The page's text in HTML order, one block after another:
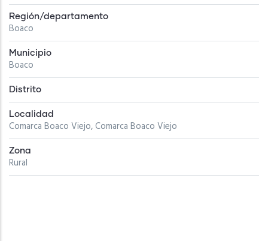
Región/departamento
Boaco
Municipio
Boaco
Distrito
Localidad
Comarca Boaco Viejo, Comarca Boaco Viejo
Zona
Rural